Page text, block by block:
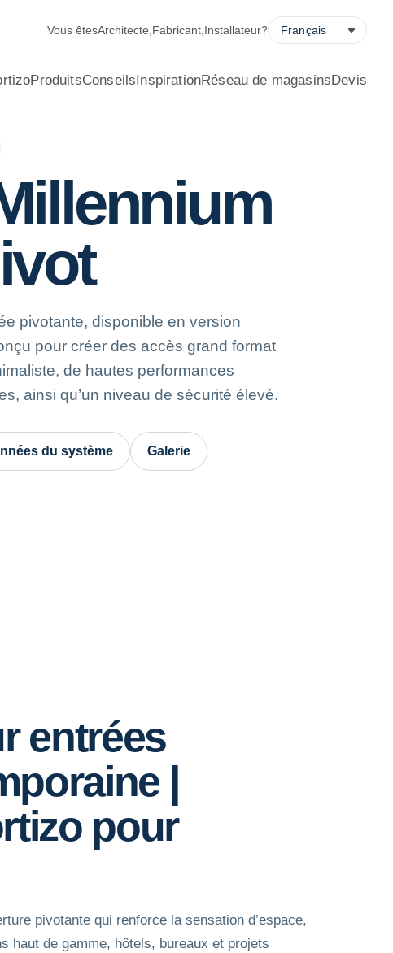
d’économies d’énergie, demande de devis et
Vous êtesArchitecte Fabricant Installateur?
ProduitsConseilsInspirationRéseau de magasinsDevis
pivotante, disponible en version
pour créer des accès grand format
de hautes performances
ainsi qu’un niveau de sécurité élevé.
du système Galerie
entrées
|
pour
pivotante qui renforce la sensation d’espace,
haut de gamme, hôtels, bureaux et projets